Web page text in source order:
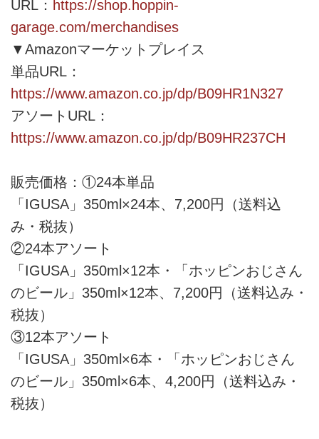
URL： https://shop.hoppin-
garage.com/merchandises
▼Amazonマーケットプレイス
単品URL：
https://www.amazon.co.jp/dp/B09HR1N327
アソートURL：
https://www.amazon.co.jp/dp/B09HR237CH
販売価格：①24本単品
「IGUSA」350ml×24本、7,200円（送料込
み・税抜）
②24本アソート
「IGUSA」350ml×12本・「ホッピンおじさん
のビール」350ml×12本、7,200円（送料込み・
税抜）
③12本アソート
「IGUSA」350ml×6本・「ホッピンおじさん
のビール」350ml×6本、4,200円（送料込み・
税抜）